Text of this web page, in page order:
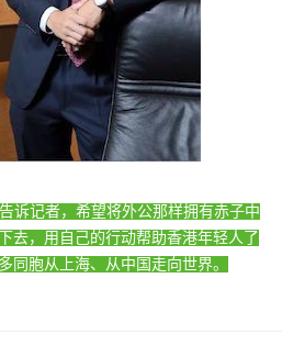
诉记者，希望将外公那样拥有赤子中
去，用自己的行动帮助香港年轻人了
同胞从上海、从中国走向世界。